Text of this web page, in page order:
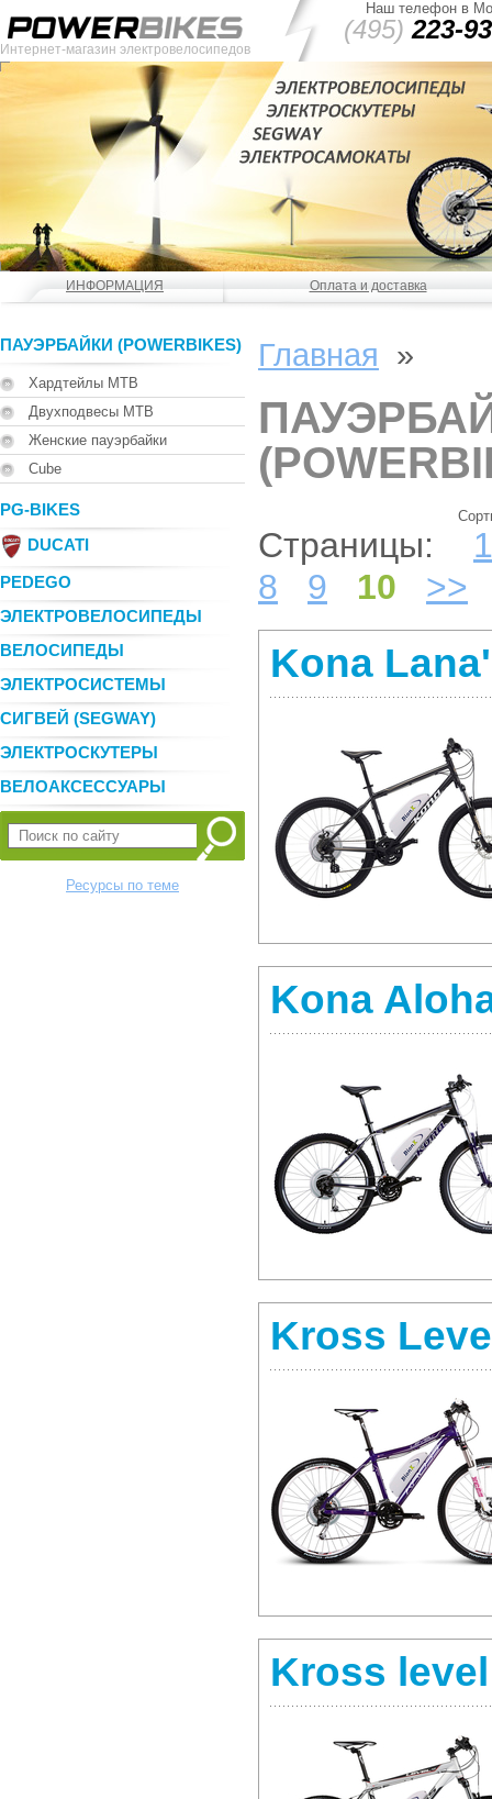
Интернет-магазин электровелосипедов
Наш телефон в
(495) 223-
ИНФОРМАЦИЯ Оплата и доставка
ПАУЭРБАЙКИ (POWERBIKES)
Хардтейлы MTB
Двухподвесы MTB
Женские пауэрбайки
Cube
PG-BIKES
DUCATI
PEDEGO
ЭЛЕКТРОВЕЛОСИПЕДЫ
ВЕЛОСИПЕДЫ
ЭЛЕКТРОСИСТЕМЫ
СИГВЕЙ (SEGWAY)
ЭЛЕКТРОСКУТЕРЫ
ВЕЛОАКСЕССУАРЫ
Ресурсы по теме
Главная »
Страницы: 1
8
9 10 >>
Kona
Kona
Kross
Kross